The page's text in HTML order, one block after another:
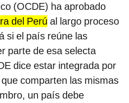
(OCDE) ha aprobado
del Perú al largo proceso
si el país reúne las
parte de esa selecta
dice estar integrada por
comparten las mismas
un país debe